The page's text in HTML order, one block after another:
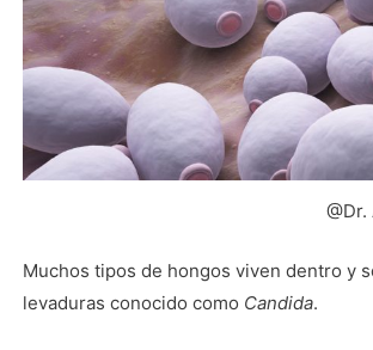
Muchos tipos de hongos viven dentro y
levaduras conocido como Candida.